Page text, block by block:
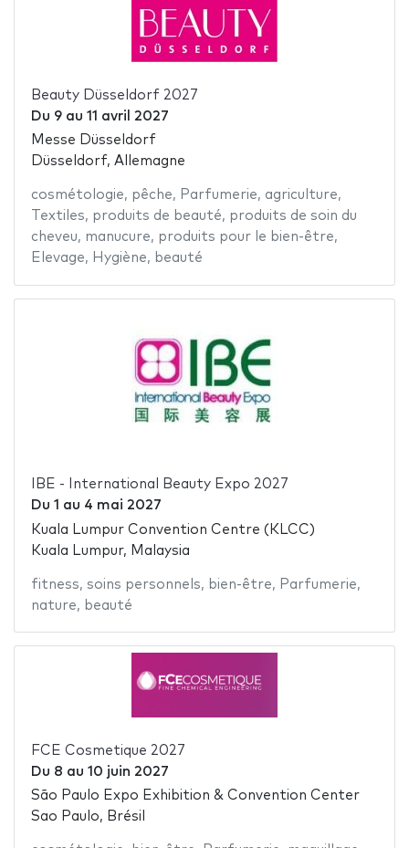
Beauty Düsseldorf 2027
Du 9au 11 avril 2027
Messe Düsseldorf
Düsseldorf, Allemagne
cosmétologie, pêche, Parfumerie, agriculture,
Textiles, produits de beauté, produits de soin du
cheveu, manucure, produits pour le bien-être,
Elevage, Hygiène, beauté
IBE - International Beauty Expo 2027
Du 1 au 4 mai 2027
Kuala Lumpur Convention Centre (KLCC)
Kuala Lumpur, Malaysia
fitness, soins personnels, bien-être, Parfumerie,
nature, beauté
FCE Cosmetique 2027
Du 8 au 10 juin 2027
São Paulo Expo Exhibition & Convention Center
Sao Paulo, Brésil